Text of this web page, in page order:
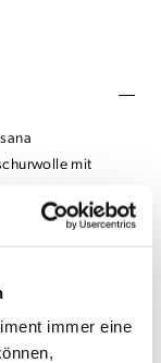
immer eine
mit
ist eine
Verpackung